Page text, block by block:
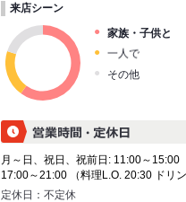
来店シーン
家族・子供と
一人で
その他
月～日、祝日、祝前日: 11:00～15:00
17:00～21:00 （料理L.O. 20:30 ドリン
定休日： 不定休